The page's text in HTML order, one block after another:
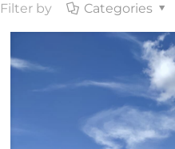
Filter by Categories